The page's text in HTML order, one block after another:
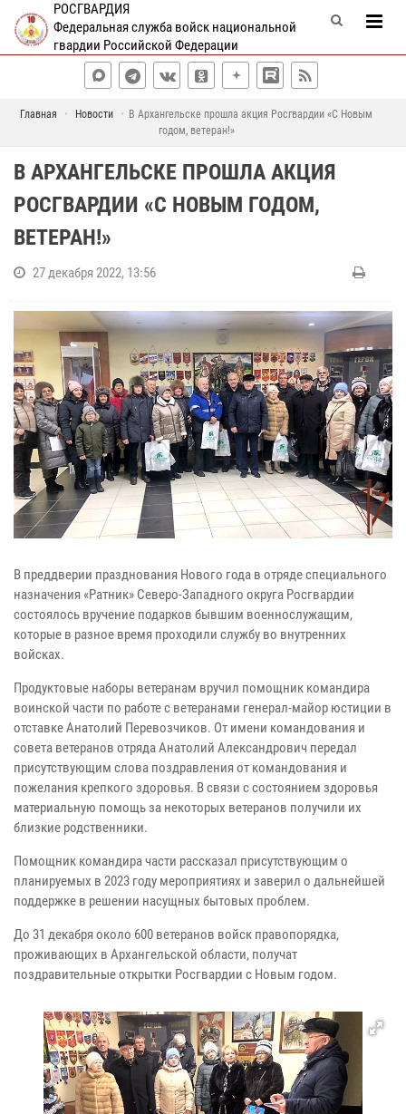
РОСГВАРДИЯ
Федеральная служба войск национальной
гвардии Российской Федерации
Главная Новости
В Архангельске прошла акция Росгвардии «С Новым
годом, ветеран!»
В АРХАНГЕЛЬСКЕ ПРОШЛА АКЦИЯ
РОСГВАРДИИ «С НОВЫМ ГОДОМ,
ВЕТЕРАН!»
27 декабря 2022, 13:56
В преддверии празднования Нового года в отряде специального
назначения «Ратник» Северо-Западного округа Росгвардии
состоялось вручение подарков бывшим военнослужащим,
которые в разное время проходили службу во внутренних
войсках.
Продуктовые наборы ветеранам вручил помощник командира
воинской части по работе с ветеранами генерал-майор юстиции в
отставке Анатолий Перевозчиков. От имени командования и
совета ветеранов отряда Анатолий Александрович передал
присутствующим слова поздравления от командования и
пожелания крепкого здоровья. В связи с состоянием здоровья
материальную помощь за некоторых ветеранов получили их
близкие родственники.
Помощник командира части рассказал присутствующим о
планируемых в 2023 году мероприятиях и заверил о дальнейшей
поддержке в решении насущных бытовых проблем.
До 31 декабря около 600 ветеранов войск правопорядка,
проживающих в Архангельской области, получат
поздравительные открытки Росгвардии с Новым годом.